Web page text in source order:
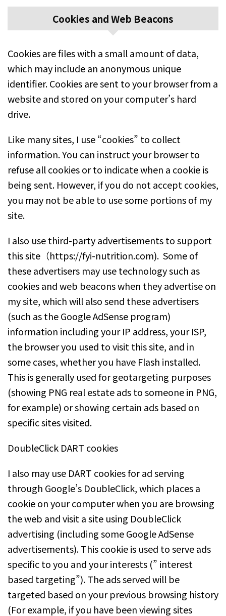
Cookies and Web Beacons
Cookies are files with a small amount of data,
which may include an anonymous unique
identifier. Cookies are sent to your browser from a
website and stored on your computer’s hard
drive.
Like many sites, I use “cookies” to collect
information. You can instruct your browser to
refuse all cookies or to indicate when a cookie is
being sent. However, if you do not accept cookies,
you may not be able to use some portions of my
site.
I also use third-party advertisements to support
this site（https://fyi-nutrition.com). Some of
these advertisers may use technology such as
cookies and web beacons when they advertise on
my site, which will also send these advertisers
(such as the Google AdSense program)
information including your IP address, your ISP,
the browser you used to visit this site, and in
some cases, whether you have Flash installed.
This is generally used for geotargeting purposes
(showing PNG real estate ads to someone in PNG,
for example) or showing certain ads based on
specific sites visited.
DoubleClick DART cookies
I also may use DART cookies for ad serving
through Google’s DoubleClick, which places a
cookie on your computer when you are browsing
the web and visit a site using DoubleClick
advertising (including some Google AdSense
advertisements). This cookie is used to serve ads
specific to you and your interests (” interest
based targeting”). The ads served will be
targeted based on your previous browsing history
(For example, if you have been viewing sites